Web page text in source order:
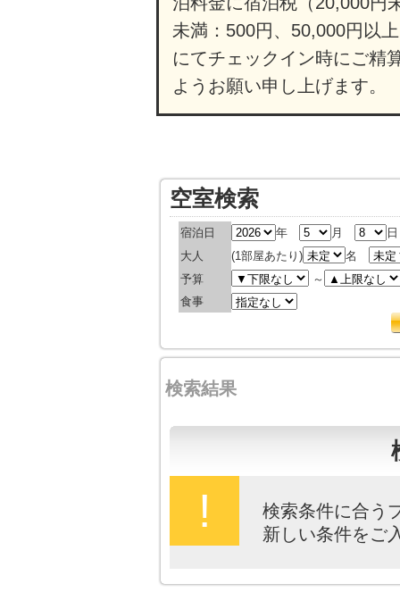
未満：500円、50,000円以
にてチェックイン時にご精
ようお願い申し上げます。
空室検索
宿泊日 年 月
大人
(1部屋あたり)
名
予算
～
食事
検索結果
!
検索条件に合う
新しい条件をご